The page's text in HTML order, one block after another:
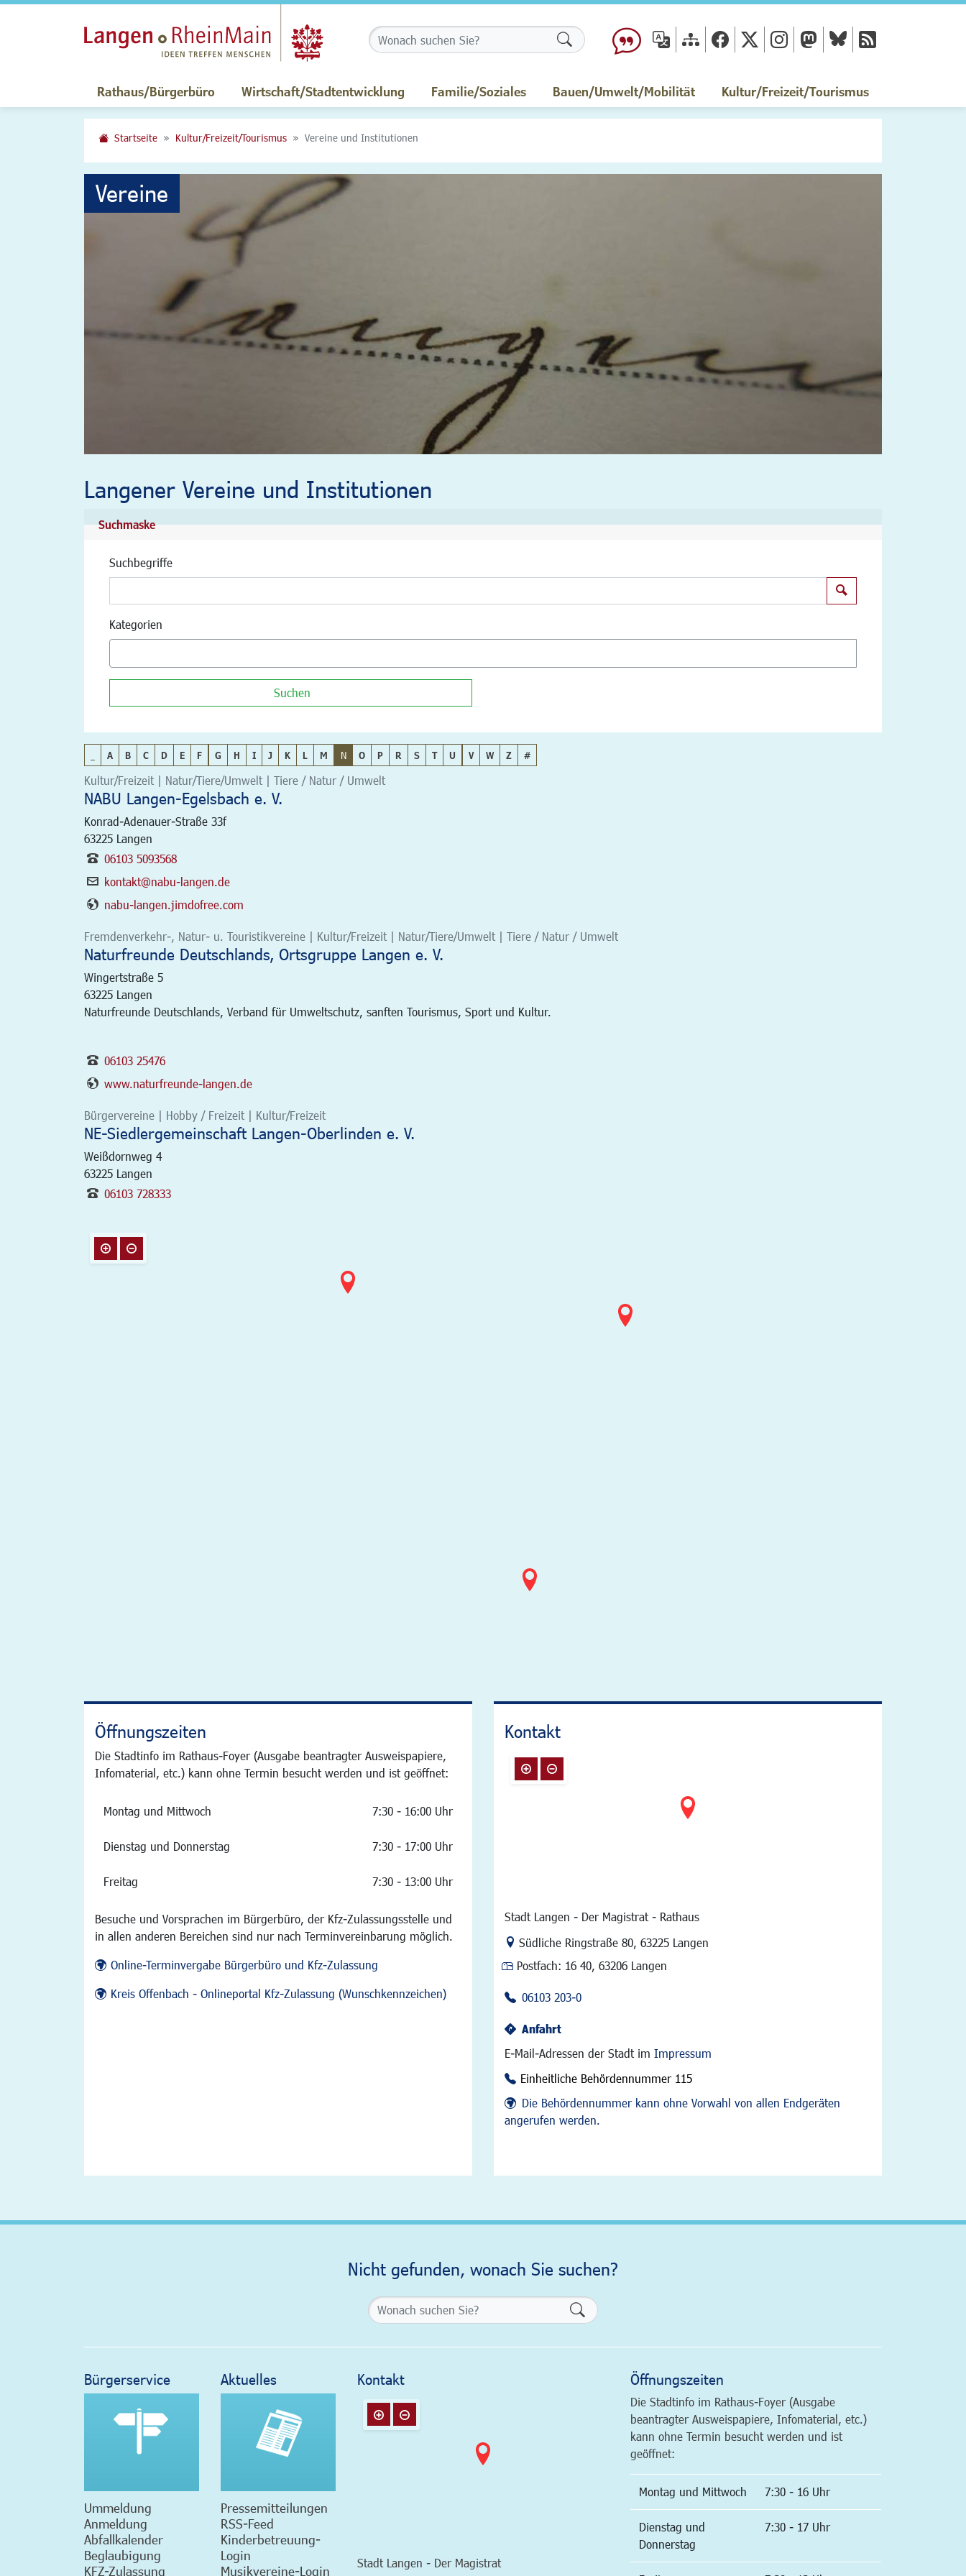
Formularschaltfläche
Rathaus/Bürgerbüro Wirtschaft/Stadtentwicklung Familie/Soziales Bauen/Umwelt/Mobilität Kultur/Freizeit/Tourismus
Startseite Kultur/Freizeit/Tourismus Vereine und Institutionen
Vereine
Langener Vereine und Institutionen
Suchmaske
Suchbegriffe
Kategorien
Suchen
A B C D E F G H I J K L M N O P R S T U V W Z #
Kultur/Freizeit | Natur/Tiere/Umwelt | Tiere / Natur / Umwelt
NABU Langen-Egelsbach e. V.
Konrad-Adenauer-Straße 33f
63225 Langen
06103 5093568
kontakt@nabu-langen.de
nabu-langen.jimdofree.com
Fremdenverkehr-, Natur- u. Touristikvereine | Kultur/Freizeit | Natur/Tiere/Umwelt | Tiere / Natur / Umwelt
Naturfreunde Deutschlands, Ortsgruppe Langen e. V.
Wingertstraße 5
63225 Langen
Naturfreunde Deutschlands, Verband für Umweltschutz, sanften Tourismus, Sport und Kultur.
06103 25476
www.naturfreunde-langen.de
Bürgervereine | Hobby / Freizeit | Kultur/Freizeit
NE-Siedlergemeinschaft Langen-Oberlinden e. V.
Weißdornweg 4
63225 Langen
06103 728333
Öffnungszeiten
Die Stadtinfo im Rathaus-Foyer (Ausgabe beantragter Ausweispapiere,
Infomaterial, etc.) kann ohne Termin besucht werden und ist geöffnet:
Montag und Mittwoch 7:30 - 16:00 Uhr
Dienstag und Donnerstag 7:30 - 17:00 Uhr
Freitag 7:30 - 13:00 Uhr
Besuche und Vorsprachen im Bürgerbüro, der Kfz-Zulassungsstelle und
in allen anderen Bereichen sind nur nach Terminvereinbarung möglich.
Online-Terminvergabe Bürgerbüro und Kfz-Zulassung
Kreis Offenbach - Onlineportal Kfz-Zulassung (Wunschkennzeichen)
Kontakt
Stadt Langen - Der Magistrat - Rathaus
Link zur Google-Maps Navigation
Südliche Ringstraße 80, 63225 Langen
Postfach: 16 40, 63206 Langen
06103 203-0
Anfahrt
E-Mail-Adressen der Stadt im Impressum
Einheitliche Behördennummer 115
Die Behördennummer kann ohne Vorwahl von allen Endgeräten
angerufen werden.
Nicht gefunden, wonach Sie suchen?
Formularschaltfläche
Bürgerservice
Ummeldung
Anmeldung
Abfallkalender
Beglaubigung
KFZ-Zulassung
Aktuelles
Pressemitteilungen
RSS-Feed
Kinderbetreuung-
Login
Musikvereine-Login
Kontakt
Stadt Langen - Der Magistrat
Öffnungszeiten
Die Stadtinfo im Rathaus-Foyer (Ausgabe
beantragter Ausweispapiere, Infomaterial, etc.)
kann ohne Termin besucht werden und ist
geöffnet:
Montag und Mittwoch 7:30 - 16 Uhr
Dienstag und
Donnerstag
7:30 - 17 Uhr